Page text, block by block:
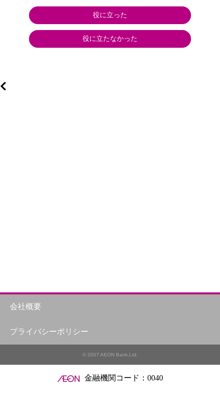
役に立った
役に立たなかった
会社概要
プライバシーポリシー
© 2007 AEON Bank,Ltd.
金融機関コード：0040